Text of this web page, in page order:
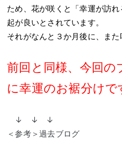
ため、花が咲くと「幸運が訪
起が良いとされています。
それがなんと３か月後に、また
前回と同様、今回の
に幸運のお裾分けで
↓ ↓ ↓
＜参考＞過去ブログ